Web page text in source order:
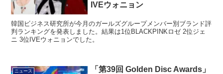
IVEウォニョン
韓国ビジネス研究所が今月のガールズグループメンバー別ブランド評
判ランキングを発表しました。結果は1位BLACKPINKロゼ 2位ジェ
ニ 3位IVEウォニョンでした。
ニュース
「第39回 Golden Disc Awards」